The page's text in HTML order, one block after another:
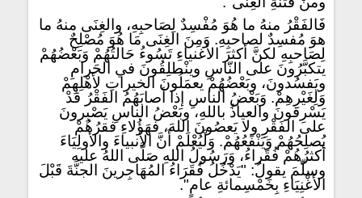
فَالفَقْرُ منهُ ما هُوَ مُفْسِدٌ لِصَاحبِهِ، والغِنَى منهُ ما
هوَ مُفسِدٌ لصاحبِهِ. وَمِنَ الغِنَى مَا هُوَ مُصْلِحٌ
لِصَاحبِهِ لكنَّ أكثرَ الأغنياءِ تَسُوءُ حَالتُهُمْ وَبَعْضُهُمْ
يتكبَّرُونَ على النّاسِ وينْطلِقُونَ في الحَرامِ
ويَفسُدونَ، وبَعْضُهُمْ يعمَلُونَ الخيراتِ لأَهْلِهِمْ
وَلِغَيْرِهِمْ. وَبَعْضُ الناسِ إذا أصابَهُمُ الفَقْرُ قدْ
يَسْرِقونَ والعياذُ باللهِ، وبَعْضُ الناسِ يَصْبِرونَ
على الفَقْرِ ولا يَعصُونَ اللهَ، فهَؤُلاءِ فقرُهُمْ
يُصلِحُهُمْ وَيَنْفَعُهُمْ. وَلْيُعْلَمْ أَنَّ الأنبياءَ والأولِيَاءَ
أكثرُهُمْ فُقَراءُ، وَرَسُولُ اللهِ صَلَّى اللهُ عليه
وسلّمَ يقولُ: "يَدْخُلُ فُقَرَاءُ المُهَاجِرينَ الجنَّةَ قَبْلَ
الأَغْنِيَاءِ بِخَمْسِمائةِ عامٍ".